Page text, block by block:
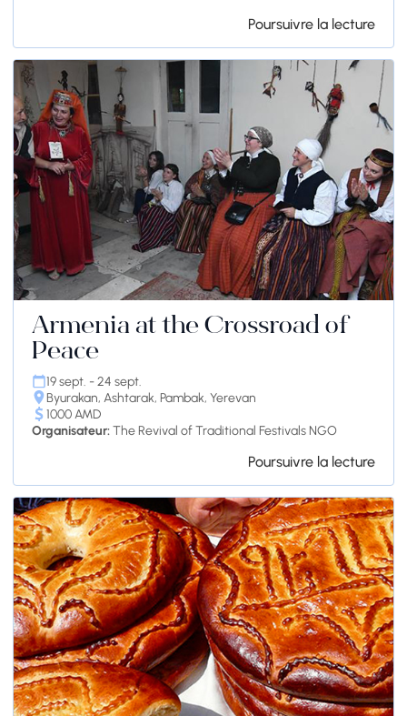
Poursuivre la lecture
Armenia at the Crossroad of
Peace
19 sept. - 24 sept.
Byurakan, Ashtarak, Pambak, Yerevan
1000 AMD
Organisateur:The Revival of Traditional Festivals NGO
Poursuivre la lecture